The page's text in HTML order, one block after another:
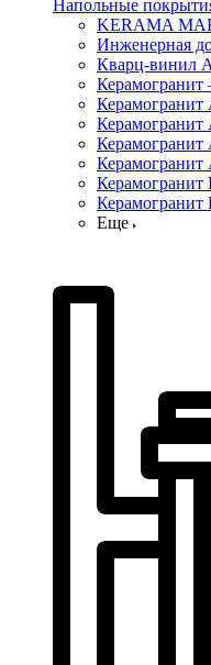
Напольные
KERAMA
Инженерная
Кварц-винил
Керамогранит
Керамогранит
Керамогранит
Керамогранит
Керамогранит
Керамогранит
Керамогранит
Еще